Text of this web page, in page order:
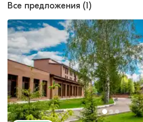
Все предложения (1)